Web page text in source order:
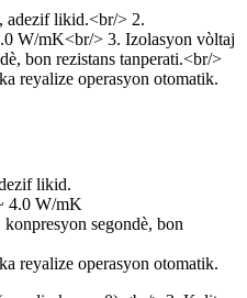
likid.
4.0 W/mK
segondè, bon
reyalize operasyon otomatik.